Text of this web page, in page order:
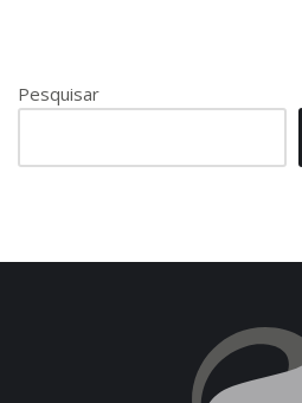
Pesquisar